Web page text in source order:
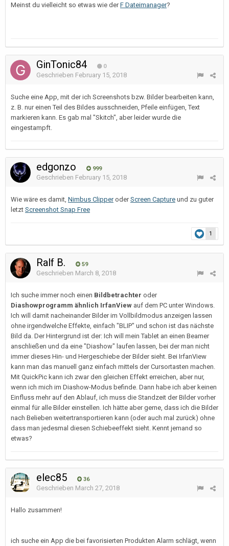
Meinst du vielleicht so etwas wie derF Dateimanager?
GinTonic84 0
Geschrieben February 15, 2018
Suche eine App, mit der ich Screenshots bzw. Bilder bearbeiten kann,
z. B. nur einen Teil des Bildes ausschneiden, Pfeile einfügen, Text
markieren kann. Es gab mal "Skitch", aber leider wurde die
eingestampft.
edgonzo 999
Geschrieben February 15, 2018
Wie wäre es damit, Nimbus ClipperoderScreen Capture und zu guter
letzt Screenshot Snap Free
1
Ralf B. 59
Geschrieben March 8, 2018
Ich suche immer noch einen Bildbetrachter oder
Diashowprogramm ähnlich IrfanView auf dem PC unter Windows.
Ich will damit nacheinander Bilder im Vollbildmodus anzeigen lassen
ohne irgendwelche Effekte, einfach "BLIP" und schon ist das nächste
Bild da. Der Hintergrund ist der: Ich will mein Tablet an einen Beamer
anschließen und da eine "Diashow" laufen lassen, bei der man nicht
immer dieses Hin- und Hergeschiebe der Bilder sieht. Bei IrfanView
kann man das manuell ganz einfach mittels der Cursortasten machen.
Mit QuickPic kann ich zwar den gleichen Effekt erreichen, aber nur,
wenn ich mich im Diashow-Modus befinde. Dann habe ich aber keinen
Einfluss mehr auf den Ablauf, ich muss die Standzeit der Bilder vorher
einmal für alle Bilder einstellen. Ich hätte aber gerne, dass ich die Bilder
nach Belieben weitertransportieren kann (oder auch mal zurück) ohne
dass man jedesmal diesen Schiebeeffekt sieht. Kennt jemand so
etwas?
elec85 36
Geschrieben March 27, 2018
Hallo zusammen!
ich suche ein App die bei favorisierten Produkten Alarm schlägt, wenn